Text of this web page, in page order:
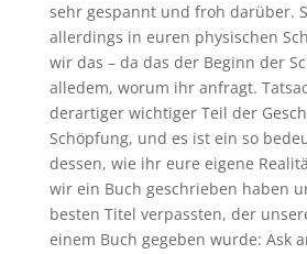
sehr gespannt und froh darüber.
allerdings in euren physischen
wir das – da das der Beginn der
alledem, worum ihr anfragt.
derartiger wichtiger Teil der
Schöpfung, und es ist ein so
dessen, wie ihr eure eigene
wir ein Buch geschrieben haben
besten Titel verpassten, der
einem Buch gegeben wurde: Ask